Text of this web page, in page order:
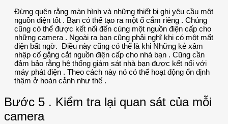
Đừng quên rằng màn hình và những thiết bị ghi yêu cầu một
nguồn điện tốt . Bạn có thể tạo ra một ổ cắm riêng . Chúng
cũng có thể được kết nối đến cùng một nguồn điện cấp cho
những camera . Ngoài ra bạn cũng phải nghĩ khi có một mất
điện bất ngờ. Điều này cũng có thể là khi Những kẻ xâm
nhập cố gắng cắt nguồn điện cấp cho nhà bạn . Cũng cần
đảm bảo rằng hệ thống giám sát nhà bạn được kết nối với
máy phát điện . Theo cách này nó có thể hoạt động ổn định
thậm ở hoàn cảnh như thế .
Bước 5 . Kiểm tra lại quan sát của mỗi
camera